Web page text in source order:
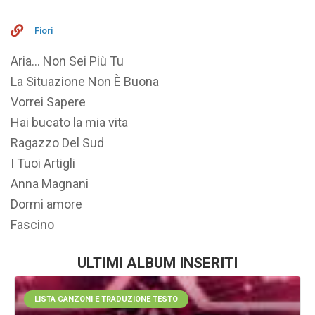
Fiori
Aria... Non Sei Più Tu
La Situazione Non È Buona
Vorrei Sapere
Hai bucato la mia vita
Ragazzo Del Sud
I Tuoi Artigli
Anna Magnani
Dormi amore
Fascino
ULTIMI ALBUM INSERITI
LISTA CANZONI E TRADUZIONE TESTO